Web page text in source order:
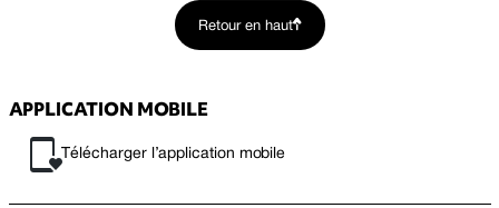
Retour en haut
APPLICATION MOBILE
Télécharger l’application mobile